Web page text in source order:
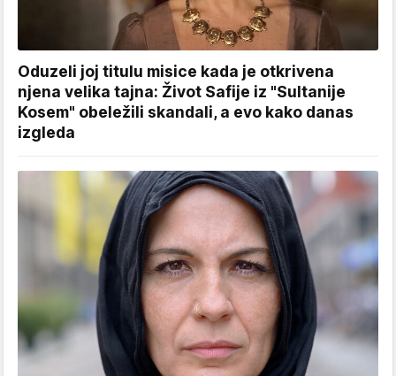
Oduzeli joj titulu misice kada je otkrivena
njena velika tajna: Život Safije iz "Sultanije
Kosem" obeležili skandali, a evo kako danas
izgleda